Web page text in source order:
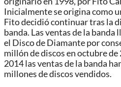
Inicialmente se origina como
Fito decidió continuar tras la
banda. Las ventas de la
el Disco de Diamante por
millón de discos en octubre
2014 las ventas de la banda
millones de discos vendidos.